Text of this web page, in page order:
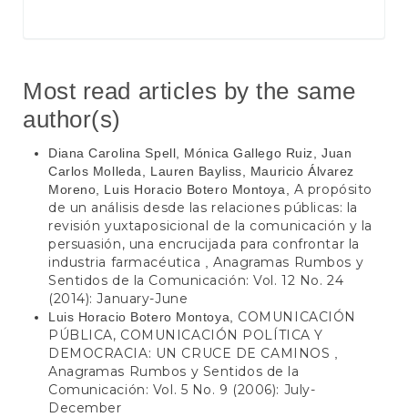
Most read articles by the same
author(s)
Diana Carolina Spell, Mónica Gallego Ruiz, Juan
Carlos Molleda, Lauren Bayliss, Mauricio Álvarez
Moreno, Luis Horacio Botero Montoya, A propósito
de un análisis desde las relaciones públicas: la
revisión yuxtaposicional de la comunicación y la
persuasión, una encrucijada para confrontar la
industria farmacéutica
,Anagramas Rumbos y
Sentidos de la Comunicación: Vol. 12 No. 24
(2014): January-June
Luis Horacio Botero Montoya, COMUNICACIÓN
PÚBLICA, COMUNICACIÓN POLÍTICA Y
DEMOCRACIA: UN CRUCE DE CAMINOS
Anagramas Rumbos y Sentidos de la
Comunicación: Vol. 5 No. 9 (2006): July-
December